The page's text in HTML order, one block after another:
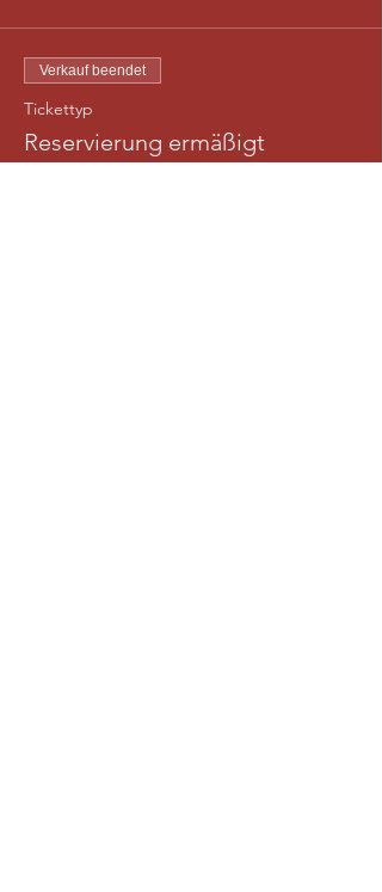
Verkauf beendet
Tickettyp
Reservierung ermäßigt